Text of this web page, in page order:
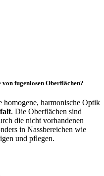
fugenlosen Oberflächen?
homogene, harmonische Optik
. Die Oberflächen sind
die nicht vorhandenen
in Nassbereichen wie
und pflegen.